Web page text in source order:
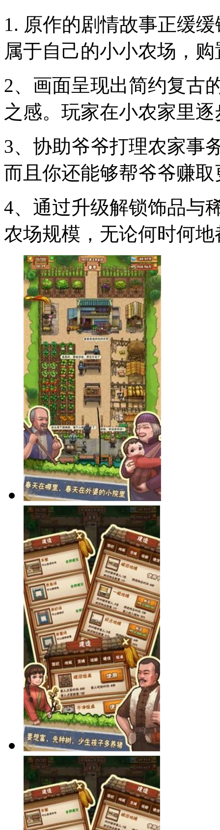
1. 原作的剧情故事正缓
属于自己的小小农场，
2、画面呈现出简约复古
之感。玩家在小农家里
3、协助爷爷打理农家事
而且你还能够帮爷爷赚
4、通过升级解锁饰品与
农场规模，无论何时何